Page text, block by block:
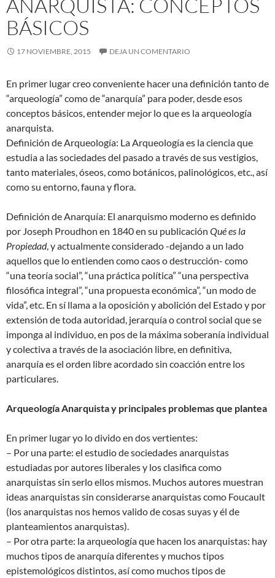
BÁSICOS
17 NOVIEMBRE, 2015 DEJA UN COMENTARIO
En primer lugar creo conveniente hacer una definición tanto de
“arqueología” como de “anarquía” para poder, desde esos
conceptos básicos, entender mejor lo que es la arqueología
anarquista.
Definición de Arqueología: La Arqueología es la ciencia que
estudia a las sociedades del pasado a través de sus vestigios,
tanto materiales, óseos, como botánicos, palinológicos, etc., así
como su entorno, fauna y flora.
Definición de Anarquía: El anarquismo moderno es definido
por Joseph Proudhon en 1840 en su publicación Qué es la
Propiedad, y actualmente considerado -dejando a un lado
aquellos que lo entienden como caos o destrucción- como
“una teoría social”, “una práctica política” “una perspectiva
filosófica integral”, “una propuesta económica”, “un modo de
vida”, etc. En sí llama a la oposición y abolición del Estado y por
extensión de toda autoridad, jerarquía o control social que se
imponga al individuo, en pos de la máxima soberanía individual
y colectiva a través de la asociación libre, en definitiva,
anarquía es el orden libre acordado sin coacción entre los
particulares.
Arqueología Anarquista y principales problemas que plantea
En primer lugar yo lo divido en dos vertientes:
– Por una parte: el estudio de sociedades anarquistas
estudiadas por autores liberales y los clasifica como
anarquistas sin serlo ellos mismos. Muchos autores muestran
ideas anarquistas sin considerarse anarquistas como Foucault
(los anarquistas nos hemos valido de cosas suyas y él de
planteamientos anarquistas).
– Por otra parte: la arqueología que hacen los anarquistas: hay
muchos tipos de anarquía diferentes y muchos tipos
epistemológicos distintos, así como muchos tipos de